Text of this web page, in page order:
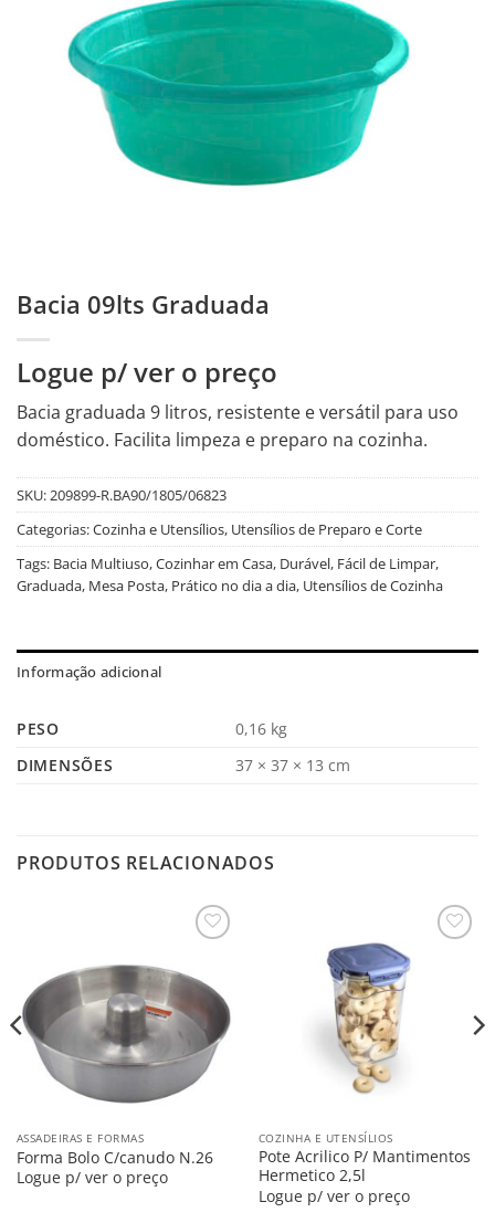
Bacia 09lts Graduada
Logue p/ ver o preço
Bacia graduada 9 litros, resistente e versátil para uso
doméstico. Facilita limpeza e preparo na cozinha.
SKU:209899-R.BA90/1805/06823
Categorias:Cozinha e Utensílios, Utensílios de Preparo e Corte
Tags: Bacia Multiuso,Cozinhar em Casa, Durável, Fácil de Limpar,
Graduada, Mesa Posta, Prático no dia a dia, Utensílios de Cozinha
Informação adicional
PESO
0,16 kg
DIMENSÕES
37 × 37 × 13 cm
PRODUTOS RELACIONADOS
Lista
ASSADEIRAS E FORMAS
Forma Bolo C/canudo N.26
Logue p/ ver o preço
COZINHA E UTENSÍLIOS
Pote Acrilico P/ Mantimentos
Hermetico 2,5l
Logue p/ ver o preço